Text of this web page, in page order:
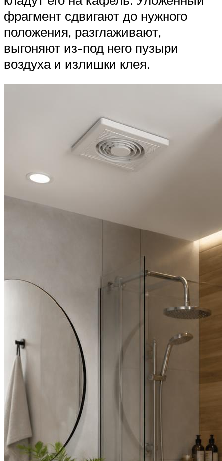
фрагмент сдвигают до нужного
положения, разглаживают,
выгоняют из-под него пузыри
воздуха и излишки клея.